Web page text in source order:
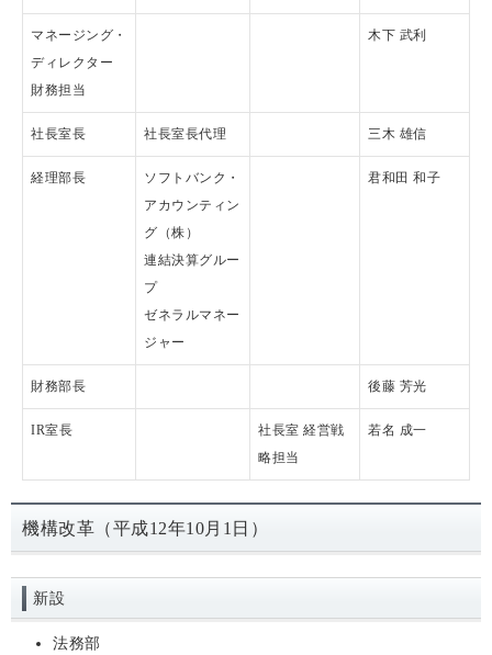
マネージング・
ディレクター
財務担当
木下 武利
社長室長 社長室長代理 三木 雄信
経理部長
ソフトバンク・
アカウンティン
グ（株）
連結決算グルー
プ
ゼネラルマネー
ジャー
君和田 和子
財務部長 後藤 芳光
IR室長
社長室 経営戦
略担当
若名 成一
機構改革（平成12年10月1日）
新設
法務部